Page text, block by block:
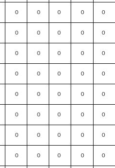
0 0 0 0 0
0 0 0 0 0
0 0 0 0 0
0 0 0 0 0
0 0 0 0 0
0 0 0 0 0
0 0 0 0 0
0 0 0 0 0